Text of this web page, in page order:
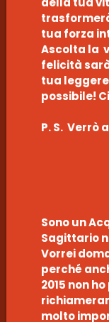
tua forza
Ascolta la
felicità
tua
possibile!
P. S. Verrò
Sono un
Sagittario
Vorrei
perché
2015 non
molto